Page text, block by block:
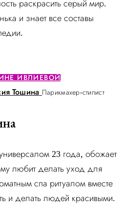
раскрасить серый мир.
и знает все составы
ИВЛИЕВОЙ
Тошина Парикмахер-стилист
23 года, обожает
любит делать уход для
спа ритуалом вместе
и делать людей красивыми.